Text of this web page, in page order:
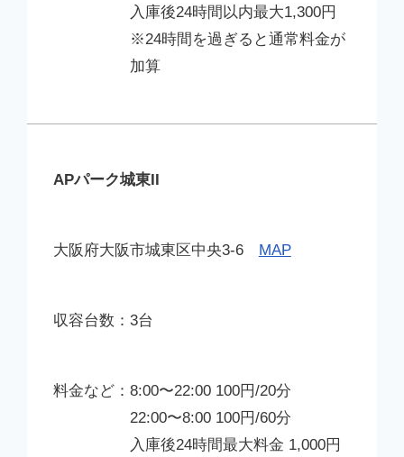
入庫後24時間以内最大1,300円
※24時間を過ぎると通常料金が
加算
APパーク城東II
大阪府大阪市城東区中央3-6 MAP
3台
8:00〜22:00 100円/20分
22:00〜8:00 100円/60分
入庫後24時間最大料金 1,000円